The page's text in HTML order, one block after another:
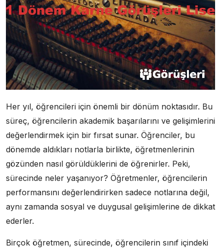
Her yıl, öğrencileri için önemli bir dönüm noktasıdır. Bu
süreç, öğrencilerin akademik başarılarını ve gelişimlerini
değerlendirmek için bir fırsat sunar. Öğrenciler, bu
dönemde aldıkları notlarla birlikte, öğretmenlerinin
gözünden nasıl görüldüklerini de öğrenirler. Peki,
sürecinde neler yaşanıyor? Öğretmenler, öğrencilerin
performansını değerlendirirken sadece notlarına değil,
aynı zamanda sosyal ve duygusal gelişimlerine de dikkat
ederler.
Birçok öğretmen, sürecinde, öğrencilerin sınıf içindeki